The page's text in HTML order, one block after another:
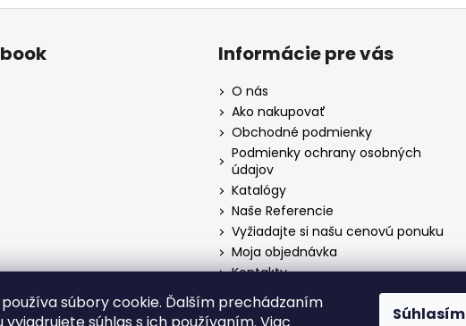
súbory cookie. Ďalším prechádzaním
Súhlasím
Informácie pre vás
O nás
Ako nakupovať
Obchodné podmienky
Podmienky ochrany osobných
údajov
Katalógy
Naše Referencie
Vyžiadajte si našu cenovú ponuku
Moja objednávka
Kontakty